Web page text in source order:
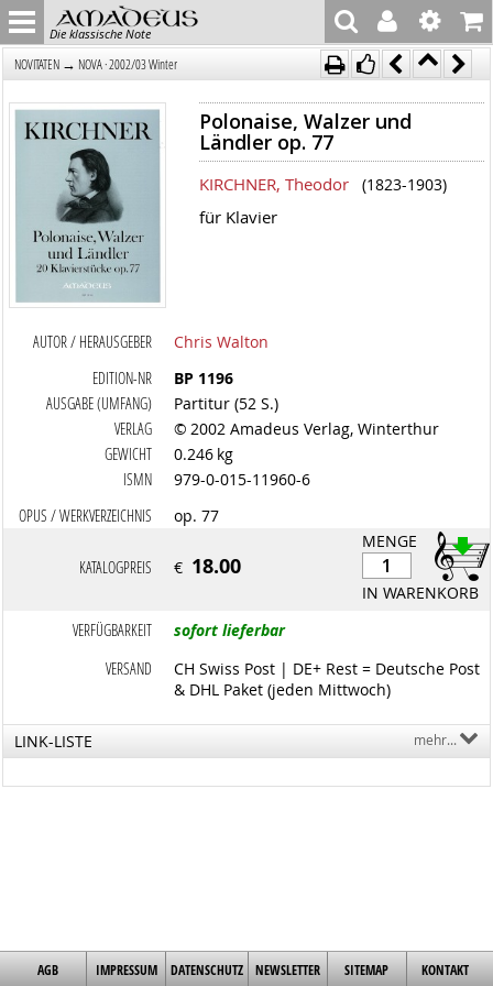
Die klassische Note
NOVITÄTEN → NOVA · 2002/03 Winter
Polonaise, Walzer und
Ländler op. 77
KIRCHNER, Theodor (1823-1903)
für Klavier
AUTOR / HERAUSGEBER
Chris Walton
EDITION-NR
BP 1196
AUSGABE (UMFANG)
Partitur (52 S.)
VERLAG
© 2002 Amadeus Verlag, Winterthur
GEWICHT
0.246 kg
ISMN
979-0-015-11960-6
OPUS / WERKVERZEICHNIS
op. 77
MENGE
IN WARENKORB
KATALOGPREIS € 18.00
VERFÜGBARKEIT
sofort lieferbar
VERSAND
CH Swiss Post | DE+ Rest = Deutsche Post
& DHL Paket (jeden Mittwoch)
LINK-LISTE mehr...
AGB IMPRESSUM DATENSCHUTZ NEWSLETTER SITEMAP KONTAKT